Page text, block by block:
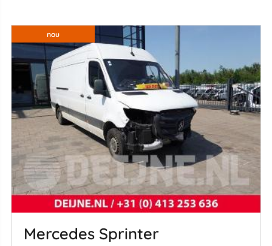
nou
Mercedes Sprinter